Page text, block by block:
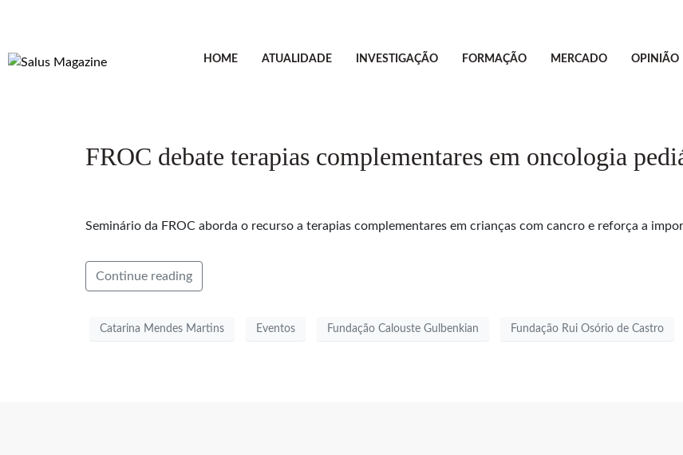
HOME ATUALIDADE INVESTIGAÇÃO FORMAÇÃO MERCADO OPINIÃO
FROC debate terapias complementares em oncologia
Seminário da FROC aborda o recurso a terapias complementares em crianças com cancro e reforça a
Continue reading
Catarina Mendes Martins Eventos Fundação Calouste Gulbenkian Fundação Rui Osório de Castro